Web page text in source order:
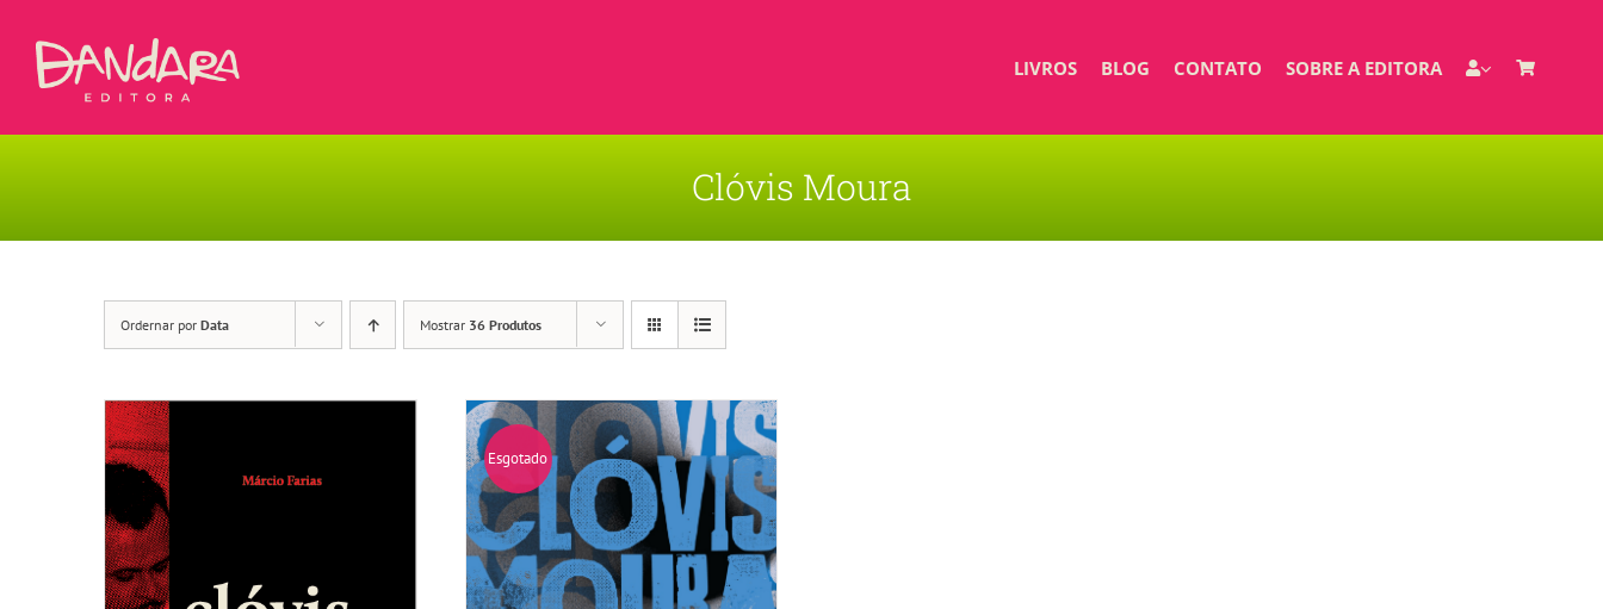
LIVROS BLOG CONTATO SOBRE A EDITORA
Clóvis Moura
Ordernar por Data Mostrar 36 Produtos
Esgotado